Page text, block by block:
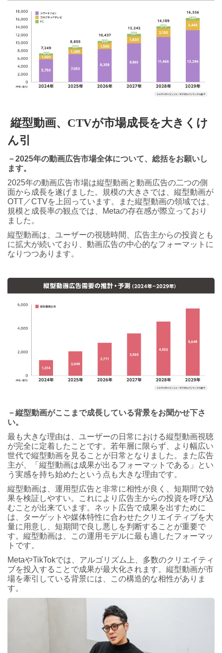
縦型動画、CTVが市場成長を大きくけ
ん引
－2025年の動画広告市場全体について、総括をお願いし
ます。
2025年の動画広告市場は縦型動画と動画広告の二つの側
面から成長を遂げました。規模の大きさでは、縦型動画が
OTT／CTVを上回っています。また縦型動画の領域では、
規模と成長率の観点では、Metaの存在感が際立っており
ました。
縦型動画は、ユーザーの視聴時間、広告主からの投資とも
に拡大が続いており、動画広告の中心的なフォーマットに
なりつつあります。
－縦型動画がここまで成長している背景をお聞かせ下さ
い。
最も大きな理由は、ユーザーの日常における縦型動画視聴
が完全に定着したことです。若年層に限らず、より幅広い
世代で縦型動画を見ることが日常となりました。また広告
主が、「縦型動画は成果が出るフォーマットである」とい
う実感を持ち始めたという点も大きな理由です。
縦型動画は、運用型広告と非常に相性が良く、短期間で効
果を検証しやすい。これにより広告主からの投資を呼び込
むことが出来ています。ネット広告で成果を出すために
は、ターゲットや媒体特性に合わせたクリエイティブを大
量に用意し、短期間で良し悪しを判断することが重要で
す。縦型動画は、この運用モデルに最も適したフォーマッ
トです。
MetaやTikTokでは、アルゴリズム上、多数のクリエイティ
ブを投入することで成果が最大化されます。縦型動画が市
場を牽引している背景には、この構造的な相性がありま
す。